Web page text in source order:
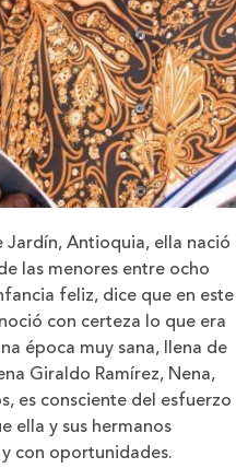
Jardín, Antioquia, ella nació
las menores entre ocho
feliz, dice que en este
con certeza lo que era
época muy sana, llena de
Giraldo Ramírez, Nena,
es consciente del esfuerzo
ella y sus hermanos
con oportunidades.